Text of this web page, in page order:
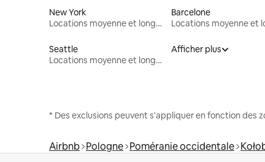
New York
Locations moyenne et longue durée
Barcelone
Seattle
Locations moyenne et longue durée
Afficher plus
* Des exclusions peuvent s'appliquer en fonction des
Airbnb Pologne Poméranie occidentale